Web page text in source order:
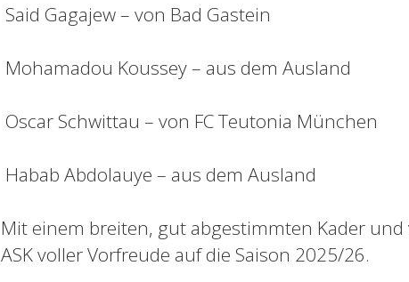
Said Gagajew – von Bad Gastein
Mohamadou Koussey – aus dem Ausland
Oscar Schwittau – von FC Teutonia München
Habab Abdolauye – aus dem Ausland
Mit einem breiten, gut abgestimmten Kader
ASK voller Vorfreude auf die Saison 2025/26.